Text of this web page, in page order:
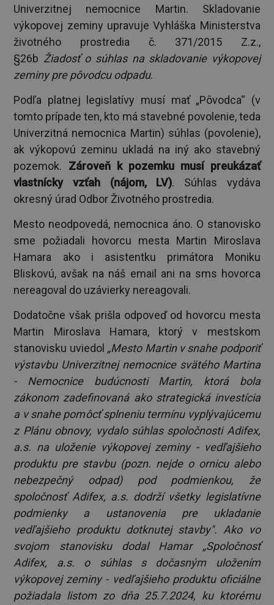
Univerzitnej nemocnice Martin. Skladovanie
výkopovej zeminy upravuje Vyhláška Ministerstva
životného prostredia č. 371/2015 Z.z.,
§26b Žiadosť o súhlas na skladovanie výkopovej
zeminy pre pôvodcu odpadu.
Podľa platnej legislatívy musí mať „Pôvodca“ (v
tomto prípade ten, kto má stavebné povolenie, teda
Univerzitná nemocnica Martin) súhlas (povolenie),
ak výkopovú zeminu ukladá na iný ako stavebný
pozemok. Zároveň k pozemku musí preukázať
vlastnícky vzťah (nájom, LV). Súhlas vydáva
okresný úrad Odbor Životného prostredia.
Mesto neodpovedá, nemocnica áno. O stanovisko
sme požiadali hovorcu mesta Martin Miroslava
Hamara ako i asistentku primátora Moniku
Bliskovú, avšak na náš email ani na sms hovorca
nereagoval do uzávierky nereagovali.
Dodatočne však prišla odpoveď od hovorcu mesta
Martin Miroslava Hamara, ktorý v mestskom
stanovisku uviedol „Mesto Martin v snahe podporiť
výstavbu Univerzitnej nemocnice svätého Martina
- Nemocnice budúcnosti Martin, ktorá bola
zákonom zadefinovaná ako strategická investícia
a v snahe pomôcť splneniu termínu vyplývajúcemu
z Plánu obnovy, vydalo súhlas spoločnosti Adifex,
a.s. na uloženie výkopovej zeminy - vedľajšieho
produktu pre stavbu (pozn. nejde o ornicu alebo
nebezpečný odpad) pod podmienkou, že
spoločnosť Adifex, a.s. dodrží všetky legislatívne
podmienky a ustanovenia pre ukladanie
vedľajšieho produktu dotknutej stavby". Ako vo
svojom stanovisku dodal Hamar „Spoločnosť
Adifex, a.s. o súhlas s dočasným uložením
výkopovej zeminy - vedľajšieho produktu oficiálne
požiadala listom zo dňa 25.7.2024, ku ktorému